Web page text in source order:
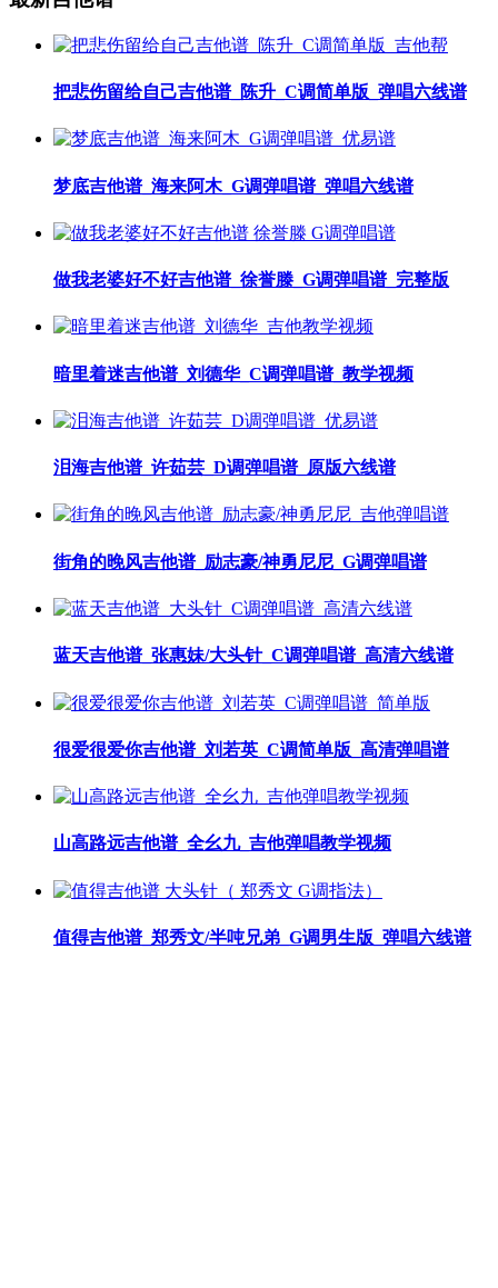
把悲伤留给自己吉他谱_陈升_C调简单版_弹唱六线谱
梦底吉他谱_海来阿木_G调弹唱谱_弹唱六线谱
做我老婆好不好吉他谱_徐誉滕_G调弹唱谱_完整版
暗里着迷吉他谱_刘德华_C调弹唱谱_教学视频
泪海吉他谱_许茹芸_D调弹唱谱_原版六线谱
街角的晚风吉他谱_励志豪/神勇尼尼_G调弹唱谱
蓝天吉他谱_张惠妹/大头针_C调弹唱谱_高清六线谱
很爱很爱你吉他谱_刘若英_C调简单版_高清弹唱谱
山高路远吉他谱_全幺九_吉他弹唱教学视频
值得吉他谱_郑秀文/半吨兄弟_G调男生版_弹唱六线谱